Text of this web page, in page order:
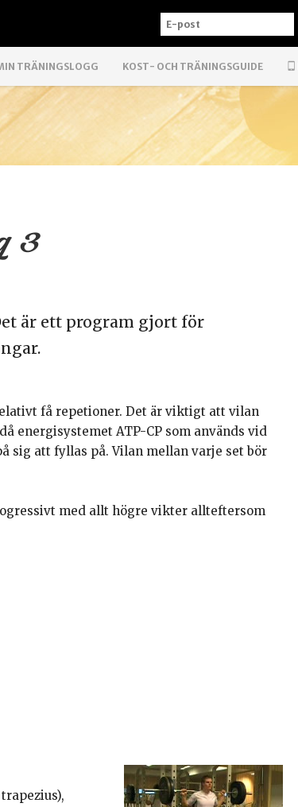
E-
TRÄNINGSLOGG KOST- OCH TRÄNINGSGUIDE
3
är ett program gjort för
få repetioner. Det är viktigt att vilan
energisystemet ATP-CP som används vid
sig att fyllas på. Vilan mellan varje set bör
med allt högre vikter allteftersom